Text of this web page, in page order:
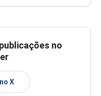
no
X